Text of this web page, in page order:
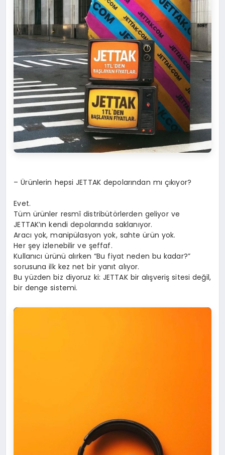
– Ürünlerin hepsi JETTAK depolarından mı çıkıyor?
Evet.
Tüm ürünler resmî distribütörlerden geliyor ve
JETTAK’ın kendi depolarında saklanıyor.
Aracı yok, manipülasyon yok, sahte ürün yok.
Her şey izlenebilir ve şeffaf.
Kullanıcı ürünü alırken “Bu fiyat neden bu kadar?”
sorusuna ilk kez net bir yanıt alıyor.
Bu yüzden biz diyoruz ki: JETTAK bir alışveriş sitesi değil,
bir denge sistemi.